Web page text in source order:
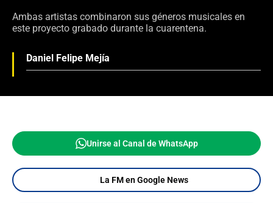
Ambas artistas combinaron sus géneros musicales en
este proyecto grabado durante la cuarentena.
Daniel Felipe Mejía
Unirse al Canal de WhatsApp
La FM en Google News